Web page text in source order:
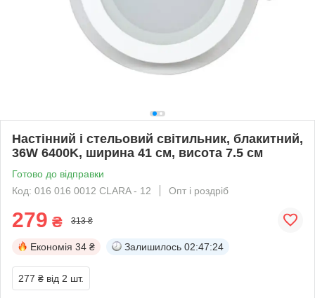
Настінний і стельовий світильник, блакитний,
36W 6400K, ширина 41 см, висота 7.5 см
Готово до відправки
Код: 016 016 0012 CLARA - 12
Опт і роздріб
279 ₴ 313 ₴
Економія 34 ₴ Залишилось 02:47:24
277 ₴ від 2 шт.